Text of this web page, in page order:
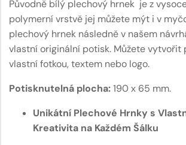
Původně bílý plechový hrnek je z
polymerní vrstvě jej můžete mýt i v
plechový hrnek následně v našem
vlastní originální potisk. Můžete vytvořit
vlastní fotkou, textem nebo logo.
Potisknutelná plocha:190 x 65 mm.
Unikátní Plechové Hrnky s
Kreativita na Každém Šálku